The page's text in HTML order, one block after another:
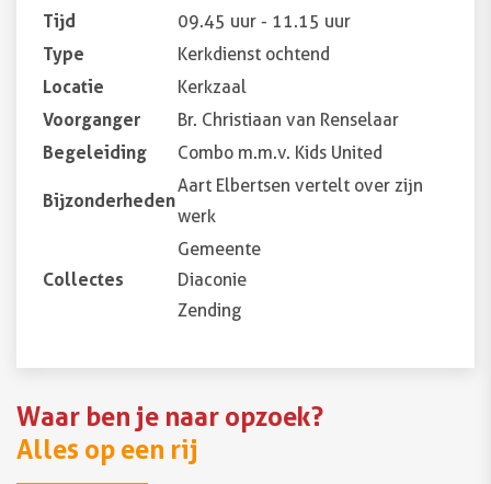
Waar ben je naar opzoek?
Alles op een rij
Tijd
09.45 uur - 11.15 uur
Type
Kerkdienst ochtend
Locatie
Kerkzaal
Voorganger
Br. Christiaan van Renselaar
Begeleiding
Combo m.m.v. Kids United
Bijzonderheden
Aart Elbertsen vertelt over zijn
werk
Collectes
Gemeente
Diaconie
Zending